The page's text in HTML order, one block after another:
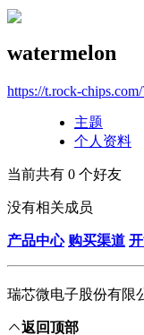
watermelon
https://t.rock-
主题
个人资料
当前共有 0 个好友
没有相关成员
产品中心 购买渠道
瑞芯微电子股份有
返回顶部